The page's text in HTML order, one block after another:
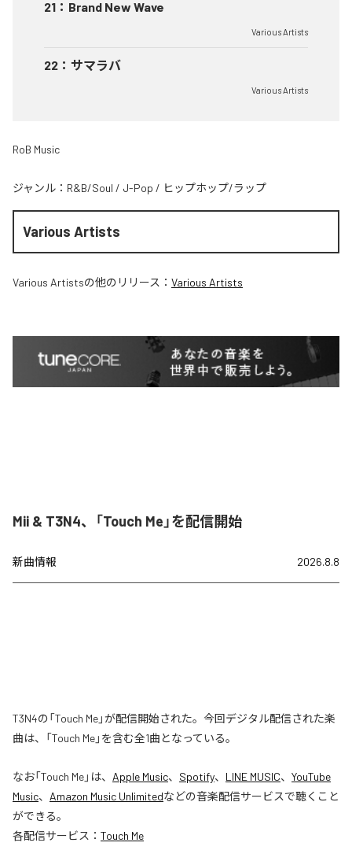
21 ： Brand New Wave
Various Artists
22 ： サマラバ
Various Artists
RoB Music
ジャンル： R&B/Soul / J-Pop / ヒップホップ/ラップ
Various Artists
Various Artistsの他のリリース： Various Artists
Mii & T3N4、「Touch Me」を配信開始
新曲情報 2026.8.8
T3N4の「Touch Me」が配信開始された。今回デジタル配信された楽
曲は、「Touch Me」を含む全1曲となっている。
なお「Touch Me」は、 Apple Music、 Spotify、 LINE MUSIC、 YouTube
Music、 Amazon Music Unlimitedなどの音楽配信サービスで聴くこと
ができる。
各配信サービス： Touch Me